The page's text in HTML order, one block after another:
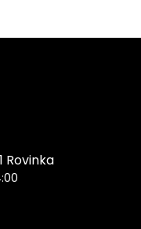
Rovinka